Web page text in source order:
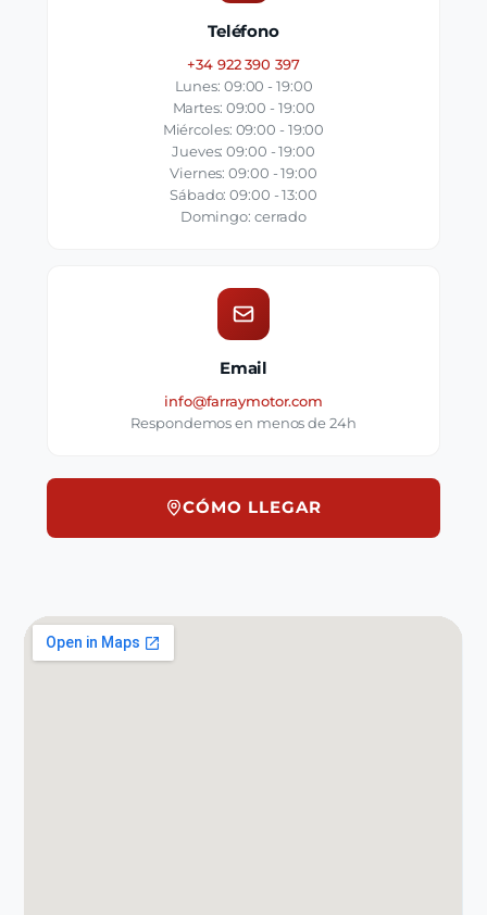
Teléfono
+34 922 390 397
Lunes: 09:00 - 19:00
Martes: 09:00 - 19:00
Miércoles: 09:00 - 19:00
Jueves: 09:00 - 19:00
Viernes: 09:00 - 19:00
Sábado: 09:00 - 13:00
Domingo: cerrado
Email
info@farraymotor.com
Respondemos en menos de 24h
CÓMO LLEGAR